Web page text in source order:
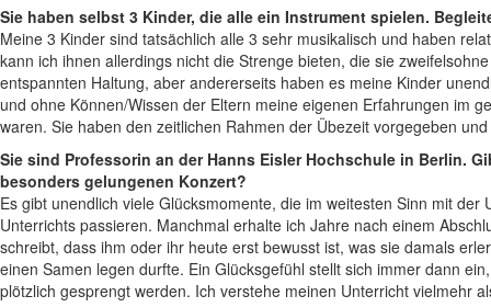
Sie haben selbst 3 Kinder, die alle ein Instrument spielen.
Meine 3 Kinder sind tatsächlich alle 3 sehr musikalisch und haben
kann ich ihnen allerdings nicht die Strenge bieten, die sie
entspannten Haltung, aber andererseits haben es meine Kinder
und ohne Können/Wissen der Eltern meine eigenen Erfahrungen im
waren. Sie haben den zeitlichen Rahmen der Übezeit vorgegeben
Sie sind Professorin an der Hanns Eisler Hochschule in Berlin.
besonders gelungenen Konzert?
Es gibt unendlich viele Glücksmomente, die im weitesten Sinn mit
Unterrichts passieren. Manchmal erhalte ich Jahre nach einem
schreibt, dass ihm oder ihr heute erst bewusst ist, was sie damals
einen Samen legen durfte. Ein Glücksgefühl stellt sich immer dann
plötzlich gesprengt werden. Ich verstehe meinen Unterricht vielmehr